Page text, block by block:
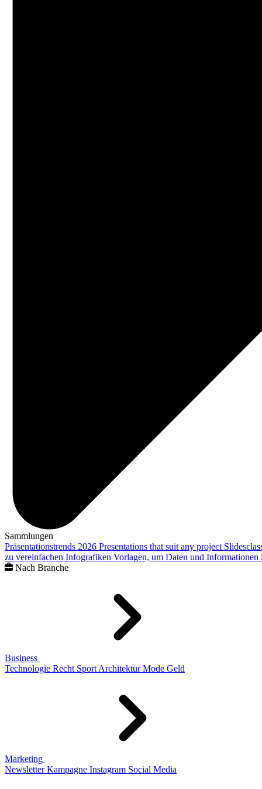
Sammlungen
Präsentationstrends 2026 Presentations that suit any project
zu vereinfachen Infografiken Vorlagen, um Daten und
Nach Branche
Business
Technologie Recht Sport Architektur Mode Geld
Marketing
Newsletter Kampagne Instagram Social Media